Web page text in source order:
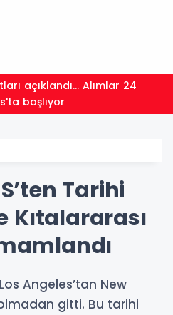
başlıyor
Tarihi
Kıtalararası
Angeles’tan New
gitti. Bu tarihi